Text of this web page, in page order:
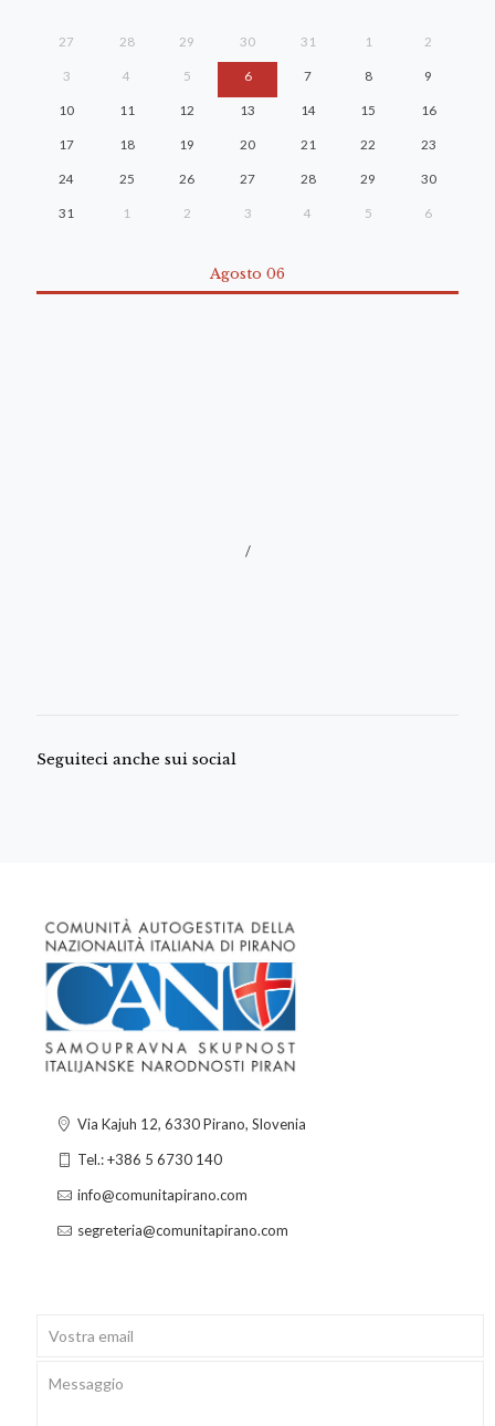
27 28 29 30 31 1 2
3 4 5 6 7 8 9
10 11 12 13 14 15 16
17 18 19 20 21 22 23
24 25 26 27 28 29 30
31 1 2 3 4 5 6
Agosto 06
/
Seguiteci anche sui social
Via Kajuh 12, 6330 Pirano, Slovenia
Tel.: +386 5 6730 140
info@comunitapirano.com
segreteria@comunitapirano.com